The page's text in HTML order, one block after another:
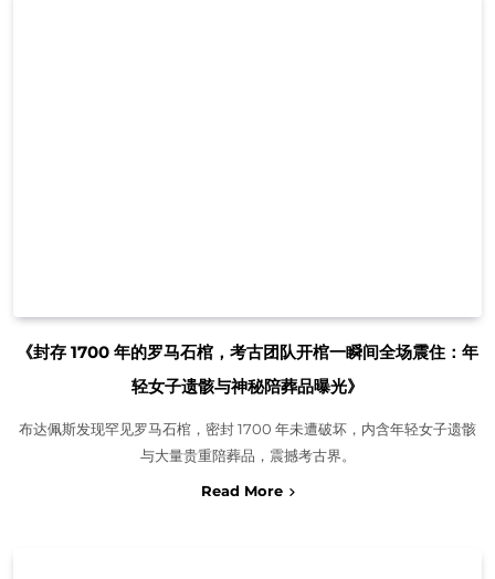
《封存 1700 年的罗马石棺，考古团队开棺一瞬间全场震住：年
轻女子遗骸与神秘陪葬品曝光》
布达佩斯发现罕见罗马石棺，密封 1700 年未遭破坏，内含年轻女子遗骸
与大量贵重陪葬品，震撼考古界。
Read More